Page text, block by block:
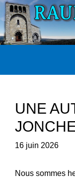
Aller
au
contenu
UNE
16 juin 2026
Nous sommes